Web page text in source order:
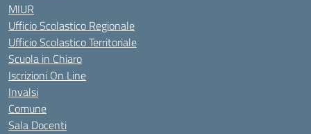
MIUR
Ufficio Scolastico Regionale
Ufficio Scolastico Territoriale
Scuola in Chiaro
Iscrizioni On Line
Invalsi
Comune
Sala Docenti